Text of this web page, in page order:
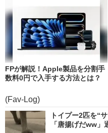
FPが解説！Apple製品を分割手
数料0円で入手する方法とは？
(Fav-Log)
トイプー2匹を“
「唐揚げだww」